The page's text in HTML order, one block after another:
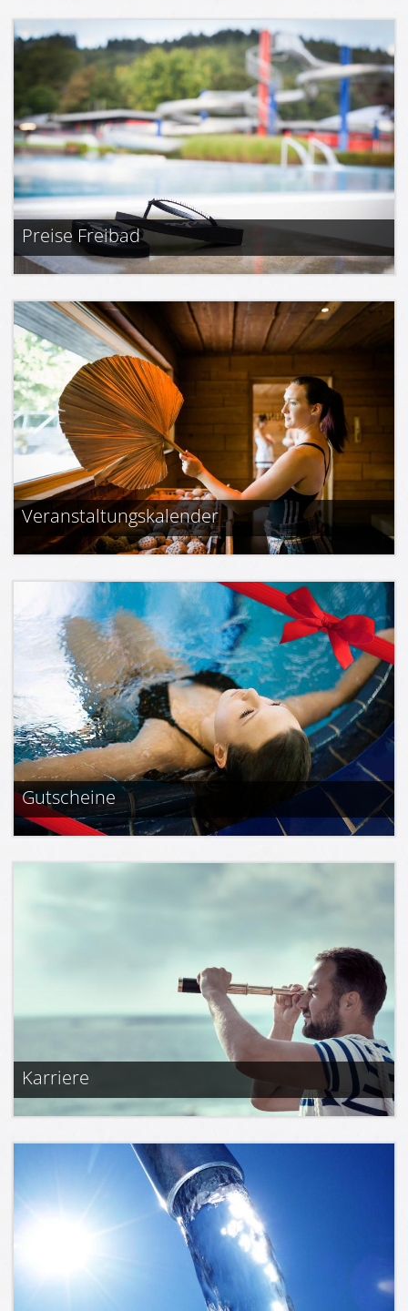
Preise Freibad
Veranstaltungskalender
Gutscheine
Karriere